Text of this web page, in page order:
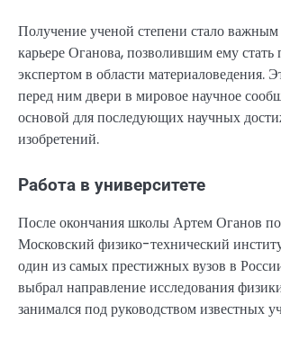
Получение ученой степени стало важным
карьере Оганова, позволившим ему
экспертом в области материаловедения.
перед ним двери в мировое научное
основой для последующих научных
изобретений.
Работа в университете
После окончания школы Артем Оганов
Московский физико-технический
один из самых престижных вузов в
выбрал направление исследования
занимался под руководством известных